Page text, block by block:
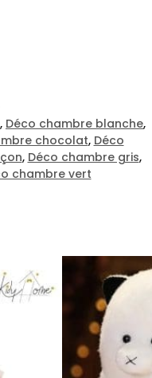
, Déco chambre blanche,
chocolat, Déco
, Déco chambre gris,
chambre vert